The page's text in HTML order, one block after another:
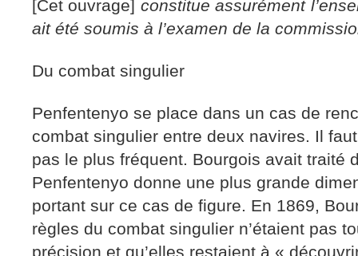
[Cet ouvrage] constitue assurément
ait été soumis à l’examen de la
Du combat singulier
Penfentenyo se place dans un cas de
combat singulier entre deux navires. Il
pas le plus fréquent. Bourgois avait traité
Penfentenyo donne une plus grande
portant sur ce cas de figure. En 1869,
règles du combat singulier n’étaient pas
précision et qu’elles restaient à «